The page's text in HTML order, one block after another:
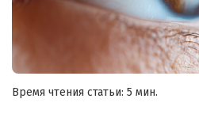
Время чтения статьи: 5 мин.